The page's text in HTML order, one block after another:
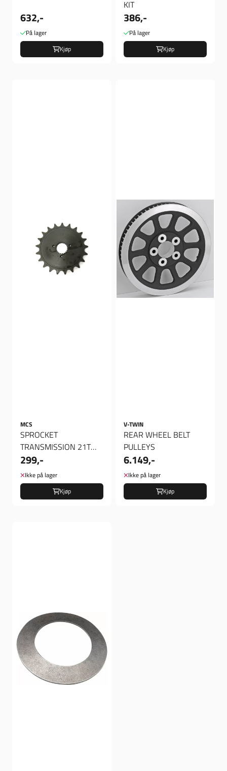
632,-
På lager
Kjøp
KIT
386,-
På lager
Kjøp
MCS
SPROCKET
TRANSMISSION 21T
L84-90 XL
299,-
Ikke på lager
Kjøp
V-TWIN
REAR WHEEL BELT
PULLEYS
6.149,-
Ikke på lager
Kjøp